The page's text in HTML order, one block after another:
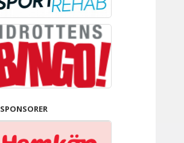
SPONSORER